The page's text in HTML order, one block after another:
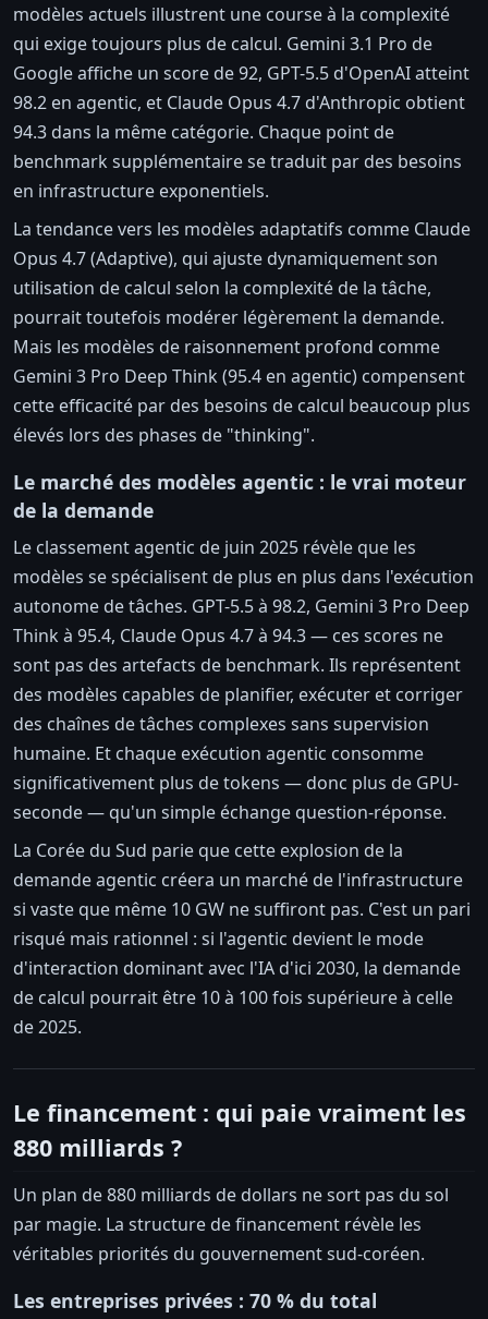
modèles actuels illustrent une course à la complexité
qui exige toujours plus de calcul. Gemini 3.1 Pro de
Google affiche un score de 92, GPT-5.5 d'OpenAI atteint
98.2 en agentic, et Claude Opus 4.7 d'Anthropic obtient
94.3 dans la même catégorie. Chaque point de
benchmark supplémentaire se traduit par des besoins
en infrastructure exponentiels.
La tendance vers les modèles adaptatifs comme Claude
Opus 4.7 (Adaptive), qui ajuste dynamiquement son
utilisation de calcul selon la complexité de la tâche,
pourrait toutefois modérer légèrement la demande.
Mais les modèles de raisonnement profond comme
Gemini 3 Pro Deep Think (95.4 en agentic) compensent
cette efficacité par des besoins de calcul beaucoup plus
élevés lors des phases de "thinking".
Le marché des modèles agentic : le vrai moteur
de la demande
Le classement agentic de juin 2025 révèle que les
modèles se spécialisent de plus en plus dans l'exécution
autonome de tâches. GPT-5.5 à 98.2, Gemini 3 Pro Deep
Think à 95.4, Claude Opus 4.7 à 94.3 — ces scores ne
sont pas des artefacts de benchmark. Ils représentent
des modèles capables de planifier, exécuter et corriger
des chaînes de tâches complexes sans supervision
humaine. Et chaque exécution agentic consomme
significativement plus de tokens — donc plus de GPU-
seconde — qu'un simple échange question-réponse.
La Corée du Sud parie que cette explosion de la
demande agentic créera un marché de l'infrastructure
si vaste que même 10 GW ne suffiront pas. C'est un pari
risqué mais rationnel : si l'agentic devient le mode
d'interaction dominant avec l'IA d'ici 2030, la demande
de calcul pourrait être 10 à 100 fois supérieure à celle
de 2025.
Le financement : qui paie vraiment les
880 milliards ?
Un plan de 880 milliards de dollars ne sort pas du sol
par magie. La structure de financement révèle les
véritables priorités du gouvernement sud-coréen.
Les entreprises privées : 70 % du total